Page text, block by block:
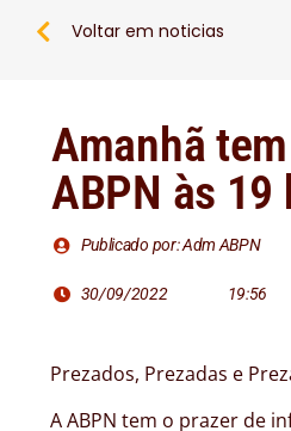
Voltar em noticias
Amanhã
ABPN às 19
Publicado por: Adm ABPN
30/09/2022 19:56
Prezados, Prezadas e
A ABPN tem o prazer de